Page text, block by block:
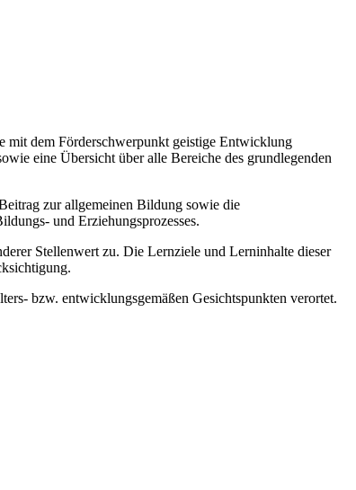
mit dem Förderschwerpunkt geistige Entwicklung
eine Übersicht über alle Bereiche des grundlegenden
zur allgemeinen Bildung sowie die
und Erziehungsprozesses.
Stellenwert zu. Die Lernziele und Lerninhalte dieser
bzw. entwicklungsgemäßen Gesichtspunkten verortet.